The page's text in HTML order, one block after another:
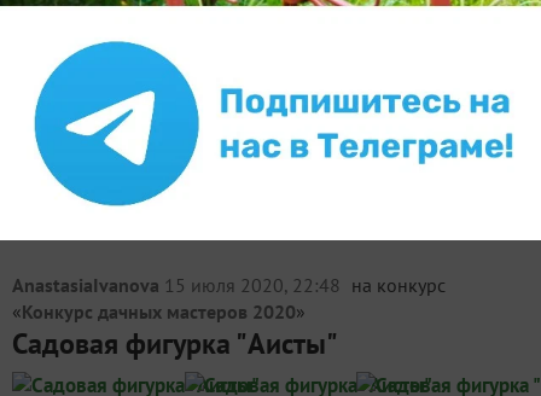
мастер-классов "Всё своими руками"»
Садовые куклы своими руками. Гном
Техника выполнения этой куклы не моя — с
интернета, но очень похожа на мою. Я при переезде
разбила своего покупного гнома и мне долго хотелось
восполнить потерю и, подсмотрев в инете, я это
AnastasiaIvanova 15 июля 2020, 22:48 на конкурс
«Конкурс дачных мастеров 2020»
Садовая фигурка "Аисты"